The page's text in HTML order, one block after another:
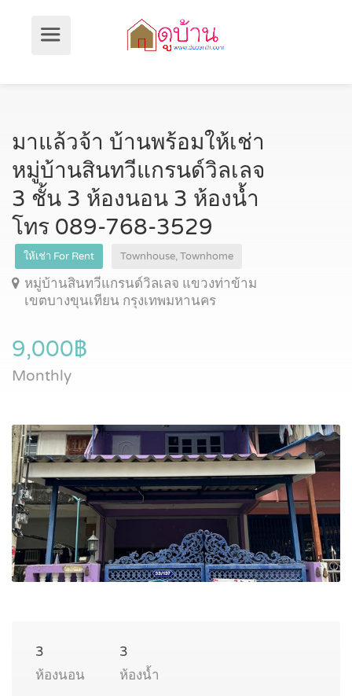
มาแล้วจ้า บ้านพร้อมให้เช่า
หมู่บ้านสินทวีแกรนด์วิลเลจ
3 ชั้น 3 ห้องนอน 3 ห้องน้ำ
โทร 089-768-3529
ให้เช่า For Rent Townhouse, Townhome
หมู่บ้านสินทวีแกรนด์วิลเลจ แขวงท่าข้าม
เขตบางขุนเทียน กรุงเทพมหานคร
9,000฿
Monthly
3
ห้องนอน
3
ห้องน้ำ